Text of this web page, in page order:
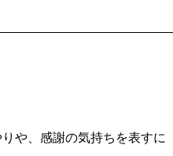
や、感謝の気持ちを表すに